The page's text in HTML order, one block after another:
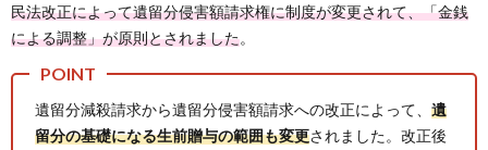
民法改正によって遺留分侵害額請求権に制度が変更されて、「金銭
による調整」が原則とされました。
遺留分減殺請求から遺留分侵害額請求への改正によって、 遺
留分の基礎になる生前贈与の範囲も変更されました。改正後